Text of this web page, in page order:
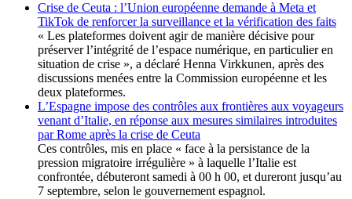
Crise de Ceuta : l’Union européenne demande à Meta et
TikTok de renforcer la surveillance et la vérification des faits
« Les plateformes doivent agir de manière décisive pour
préserver l’intégrité de l’espace numérique, en particulier en
situation de crise », a déclaré Henna Virkkunen, après des
discussions menées entre la Commission européenne et les
deux plateformes.
L’Espagne impose des contrôles aux frontières aux voyageurs
venant d’Italie, en réponse aux mesures similaires introduites
par Rome après la crise de Ceuta
Ces contrôles, mis en place « face à la persistance de la
pression migratoire irrégulière » à laquelle l’Italie est
confrontée, débuteront samedi à 00 h 00, et dureront jusqu’au
7 septembre, selon le gouvernement espagnol.